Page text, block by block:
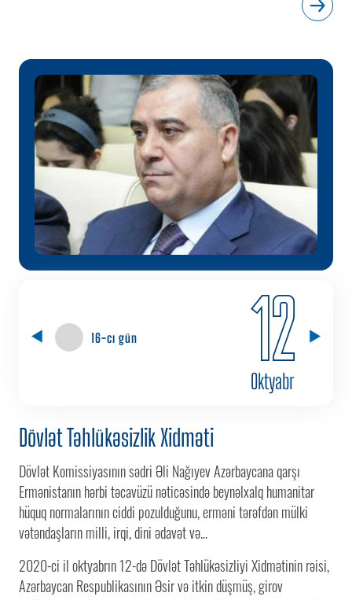
16-cı gün 12
Oktyabr
Dövlət Təhlükəsizlik Xidməti
2020-ci il oktyabrın 12-də Dövlət Təhlükəsizliyi Xidmətinin rəisi,
Azərbaycan Respublikasının Əsir və itkin düşmüş, girov
Dövlət Komissiyasının sədri Əli Nağıyev Azərbaycana qarşı
Ermənistanın hərbi təcavüzü nəticəsində beynəlxalq humanitar
hüquq normalarının ciddi pozulduğunu, erməni tərəfdən mülki
vətəndaşların milli, irqi, dini ədavət və...